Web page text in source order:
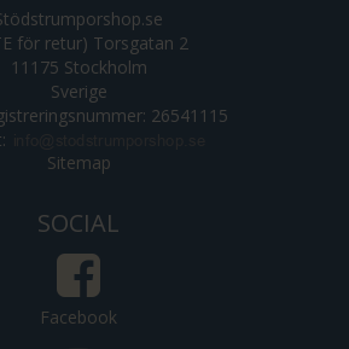
för retur) Torsgatan 2
11175 Stockholm
Sverige
26541115
:
Sitemap
SOCIAL
Facebook